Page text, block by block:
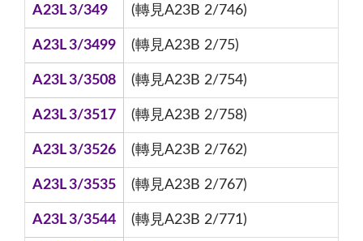
A23L 3/349 (轉見A23B 2/746)
A23L 3/3499 (轉見A23B 2/75)
A23L 3/3508 (轉見A23B 2/754)
A23L 3/3517 (轉見A23B 2/758)
A23L 3/3526 (轉見A23B 2/762)
A23L 3/3535 (轉見A23B 2/767)
A23L 3/3544 (轉見A23B 2/771)